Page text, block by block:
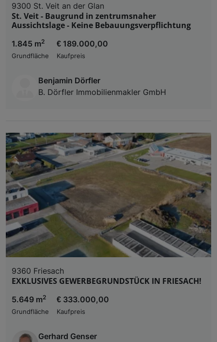
9300 St. Veit an der Glan
St. Veit - Baugrund in zentrumsnaher
Aussichtslage - Keine Bebauungsverpflichtung
1.845 m2
Grundfläche
€ 189.000,00
Kaufpreis
Benjamin Dörfler
B. Dörfler Immobilienmakler GmbH
9360 Friesach
EXKLUSIVES GEWERBEGRUNDSTÜCK IN FRIESACH!
5.649 m2
Grundfläche
€ 333.000,00
Kaufpreis
Gerhard Genser